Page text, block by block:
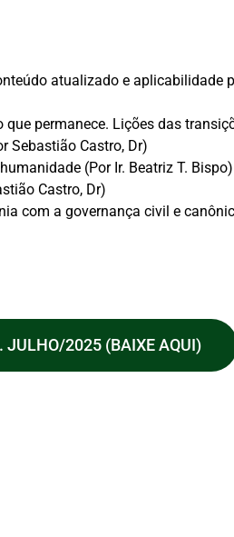
atualizado e
permanece. Lições das
Sebastião Castro, Dr)
(Por Ir. Beatriz T. Bispo)
Castro, Dr)
com a governança civil e
JULHO/2025 (BAIXE AQUI)